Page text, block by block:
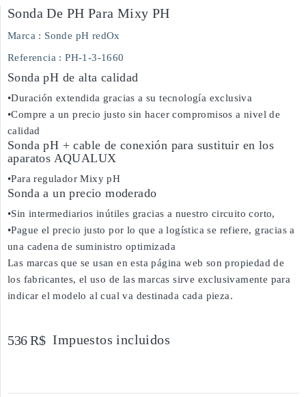
Sonda De PH Para Mixy PH
Marca : Sonde pH redOx
Referencia : PH-1-3-1660
Sonda pH de alta calidad
•Duración extendida gracias a su tecnología exclusiva
•Compre a un precio justo sin hacer compromisos a nivel de
calidad
Sonda pH + cable de conexión para sustituir en los
aparatos AQUALUX
•Para regulador Mixy pH
Sonda a un precio moderado
•Sin intermediarios inútiles gracias a nuestro circuito corto,
•Pague el precio justo por lo que a logística se refiere, gracias a
una cadena de suministro optimizada
Las marcas que se usan en esta página web son propiedad de
los fabricantes, el uso de las marcas sirve exclusivamente para
indicar el modelo al cual va destinada cada pieza.
536 R$ Impuestos incluidos